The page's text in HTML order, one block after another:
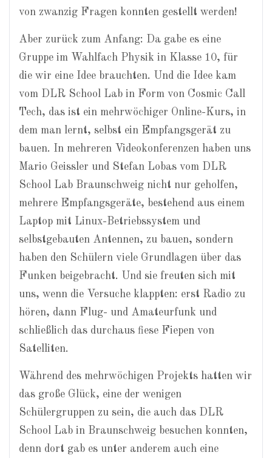
von zwanzig Fragen konnten gestellt werden!
Aber zurück zum Anfang: Da gabe es eine
Gruppe im Wahlfach Physik in Klasse 10, für
die wir eine Idee brauchten. Und die Idee kam
vom DLR School Lab in Form von Cosmic Call
Tech, das ist ein mehrwöchiger Online-Kurs, in
dem man lernt, selbst ein Empfangsgerät zu
bauen. In mehreren Videokonferenzen haben uns
Mario Geissler und Stefan Lobas vom DLR
School Lab Braunschweig nicht nur geholfen,
mehrere Empfangsgeräte, bestehend aus einem
Laptop mit Linux-Betriebssystem und
selbstgebauten Antennen, zu bauen, sondern
haben den Schülern viele Grundlagen über das
Funken beigebracht. Und sie freuten sich mit
uns, wenn die Versuche klappten: erst Radio zu
hören, dann Flug- und Amateurfunk und
schließlich das durchaus fiese Fiepen von
Satelliten.
Während des mehrwöchigen Projekts hatten wir
das große Glück, eine der wenigen
Schülergruppen zu sein, die auch das DLR
School Lab in Braunschweig besuchen konnten,
denn dort gab es unter anderem auch eine